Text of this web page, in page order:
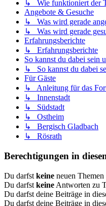
↳ Wie funktioniert der
Angebote & Gesuche
↳ Was wird gerade
↳ Was wird gerade
Erfahrungsberichte
↳ Erfahrungsberichte
So kannst du dabei sein
↳ So kannst du dabei
Für Gäste
↳ Anleitung für das
↳ Innenstadt
↳ Südstadt
↳ Ostheim
↳ Bergisch Gladbach
↳ Rösrath
Berechtigungen in
Du darfst keine neuen
Du darfst keine Antworten zu
Du darfst deine Beiträge in
Du darfst deine Beiträge in